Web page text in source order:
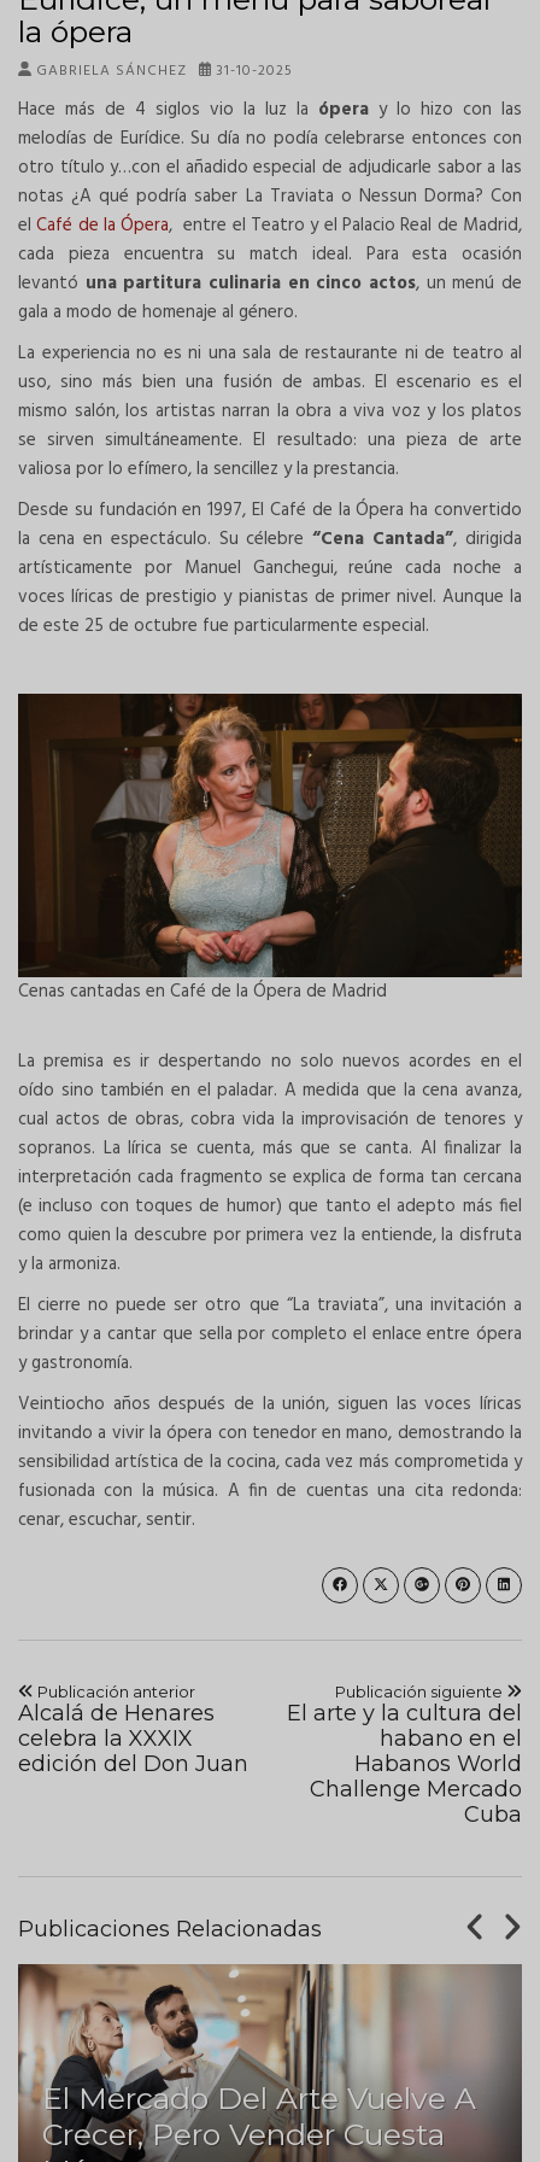
la ópera
GABRIELA SÁNCHEZ 31-10-2025
Hace más de 4 siglos vio la luz la ópera y lo hizo con las
melodías de Eurídice. Su día no podía celebrarse entonces con
otro título y…con el añadido especial de adjudicarle sabor a las
notas ¿A qué podría saber La Traviata o Nessun Dorma? Con
elCafé de la Ópera, entre el Teatro y el Palacio Real de Madrid,
cada pieza encuentra su match ideal. Para esta ocasión
levantó una partitura culinaria en cinco actos, un menú de
gala a modo de homenaje al género.
La experiencia no es ni una sala de restaurante ni de teatro al
uso, sino más bien una fusión de ambas. El escenario es el
mismo salón, los artistas narran la obra a viva voz y los platos
se sirven simultáneamente. El resultado: una pieza de arte
valiosa por lo efímero, la sencillez y la prestancia.
Desde su fundación en 1997, El Café de la Ópera ha convertido
la cena en espectáculo. Su célebre “Cena Cantada”, dirigida
artísticamente por Manuel Ganchegui, reúne cada noche a
voces líricas de prestigio y pianistas de primer nivel. Aunque la
de este 25 de octubre fue particularmente especial.
Cenas cantadas en Café de la Ópera de Madrid
La premisa es ir despertando no solo nuevos acordes en el
oído sino también en el paladar. A medida que la cena avanza,
cual actos de obras, cobra vida la improvisación de tenores y
sopranos. La lírica se cuenta, más que se canta. Al finalizar la
interpretación cada fragmento se explica de forma tan cercana
(e incluso con toques de humor) que tanto el adepto más fiel
como quien la descubre por primera vez la entiende, la disfruta
y la armoniza.
El cierre no puede ser otro que “La traviata”, una invitación a
brindar y a cantar que sella por completo el enlace entre ópera
y gastronomía.
Veintiocho años después de la unión, siguen las voces líricas
invitando a vivir la ópera con tenedor en mano, demostrando la
sensibilidad artística de la cocina, cada vez más comprometida y
fusionada con la música. A fin de cuentas una cita redonda:
cenar, escuchar, sentir.
Publicación anterior
Alcalá de Henares
celebra la XXXIX
edición del Don Juan
Publicación siguiente
El arte y la cultura del
habano en el
Habanos World
Challenge Mercado
Cuba
Publicaciones Relacionadas
El Mercado Del Arte Vuelve A
Crecer, Pero Vender Cuesta